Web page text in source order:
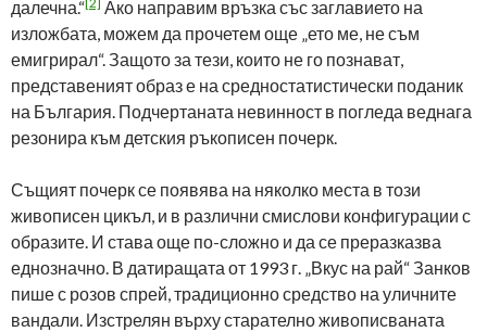
далечна.“
Ако направим връзка със заглавието на
изложбата, можем да прочетем още „ето ме, не съм
емигрирал“. Защото за тези, които не го познават,
представеният образ е на средностатистически поданик
на България. Подчертаната невинност в погледа веднага
резонира към детския ръкописен почерк.
Същият почерк се появява на няколко места в този
живописен цикъл, и в различни смислови конфигурации с
образите. И става още по-сложно и да се преразказва
еднозначно. В датиращата от 1993 г. „Вкус на рай“ Занков
пише с розов спрей, традиционно средство на уличните
вандали. Изстрелян върху старателно живописваната